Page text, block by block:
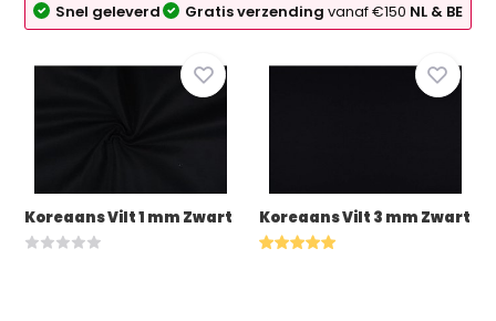
Snel geleverd Gratis verzendingvanaf €150 NL & BE
Koreaans Vilt 1 mm Zwart Koreaans Vilt 3 mm Zwart